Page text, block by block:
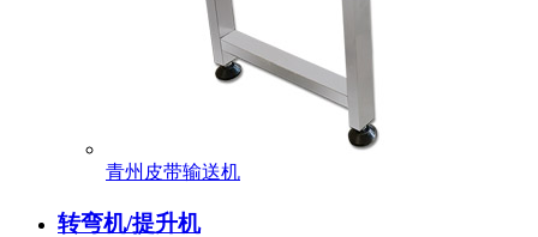
青州皮带输送机
转弯机/提升机